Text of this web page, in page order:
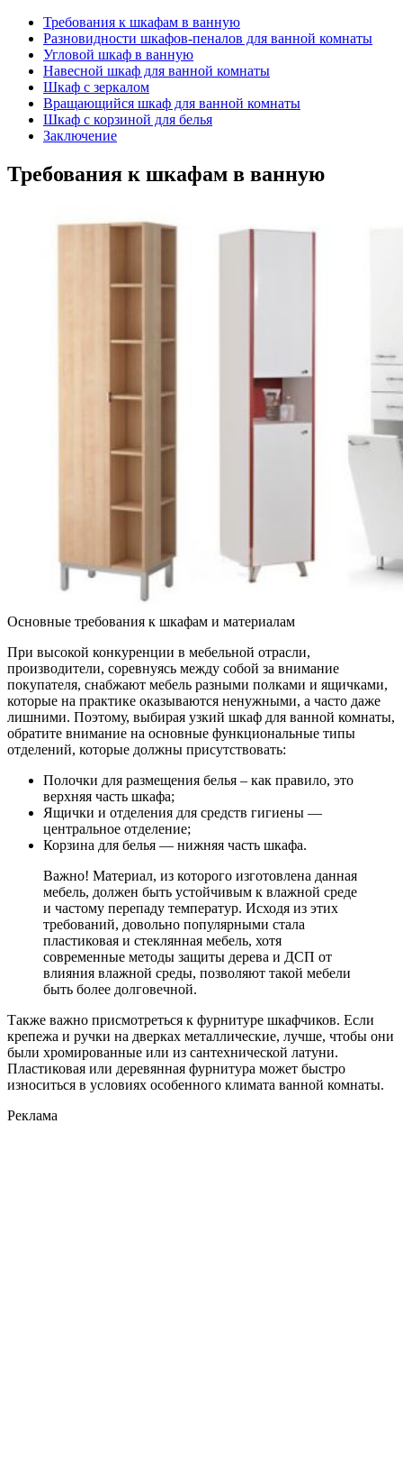
Требования к шкафам в ванную
Разновидности шкафов-пеналов для ванной комнаты
Угловой шкаф в ванную
Навесной шкаф для ванной комнаты
Шкаф с зеркалом
Вращающийся шкаф для ванной комнаты
Шкаф с корзиной для белья
Заключение
Требования к шкафам в ванную
Основные требования к шкафам и материалам
При высокой конкуренции в мебельной отрасли,
производители, соревнуясь между собой за внимание
покупателя, снабжают мебель разными полками и ящичками,
которые на практике оказываются ненужными, а часто даже
лишними. Поэтому, выбирая узкий шкаф для ванной комнаты,
обратите внимание на основные функциональные типы
отделений, которые должны присутствовать:
Полочки для размещения белья – как правило, это
верхняя часть шкафа;
Ящички и отделения для средств гигиены —
центральное отделение;
Корзина для белья — нижняя часть шкафа.
Важно! Материал, из которого изготовлена данная
мебель, должен быть устойчивым к влажной среде
и частому перепаду температур. Исходя из этих
требований, довольно популярными стала
пластиковая и стеклянная мебель, хотя
современные методы защиты дерева и ДСП от
влияния влажной среды, позволяют такой мебели
быть более долговечной.
Также важно присмотреться к фурнитуре шкафчиков. Если
крепежа и ручки на дверках металлические, лучше, чтобы они
были хромированные или из сантехнической латуни.
Пластиковая или деревянная фурнитура может быстро
износиться в условиях особенного климата ванной комнаты.
Реклама